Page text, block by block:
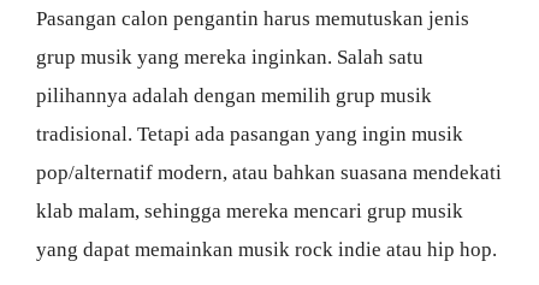
Pasangan calon pengantin harus memutuskan jenis
grup musik yang mereka inginkan. Salah satu
pilihannya adalah dengan memilih grup musik
tradisional. Tetapi ada pasangan yang ingin musik
pop/alternatif modern, atau bahkan suasana mendekati
klab malam, sehingga mereka mencari grup musik
yang dapat memainkan musik rock indie atau hip hop.